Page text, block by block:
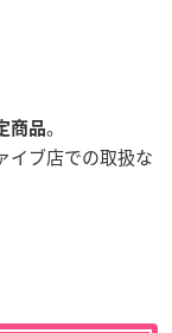
商品。
イブ店での取扱な